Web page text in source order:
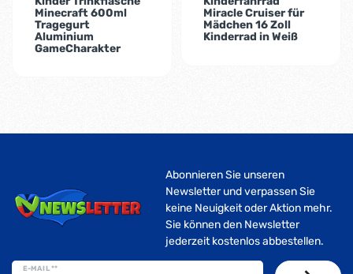
Minecraft 600ml
Tragegurt
Aluminium
GameCharakter
Miracle Cruiser für
Mädchen 16 Zoll
Kinderrad in Weiß
Abonnieren Sie unseren
Newsletter und verpassen Sie
keine Neuigkeit oder Aktion mehr.
Sie können den Newsletter
jederzeit kostenlos abbestellen.
E-MAIL **